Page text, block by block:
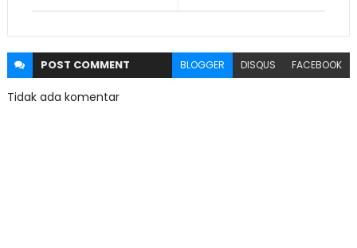
POST COMMENT BLOGGER DISQUS FACEBOOK
Tidak ada komentar